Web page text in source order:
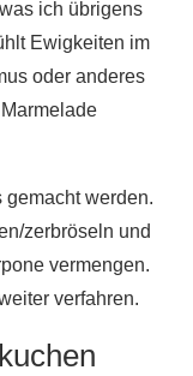
ich übrigens
Ewigkeiten im
oder anderes
gemacht werden.
zerbröseln und
vermengen.
verfahren.